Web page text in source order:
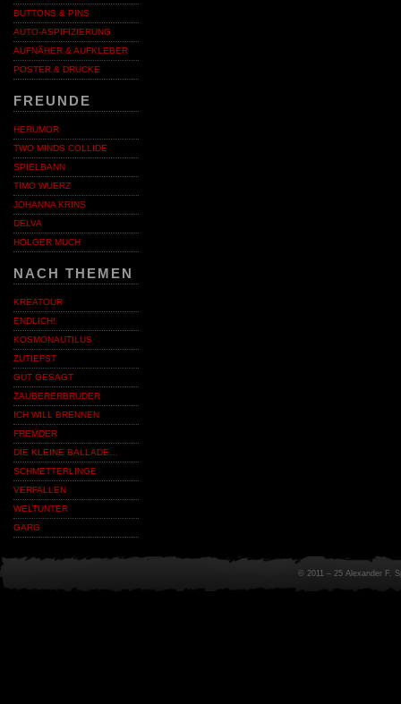
BUTTONS & PINS
AUTO-ASPIFIZIERUNG
AUFNÄHER & AUFKLEBER
POSTER & DRUCKE
FREUNDE
HERUMOR
TWO MINDS COLLIDE
SPIELBANN
TIMO WUERZ
JOHANNA KRINS
DELVA
HOLGER MUCH
NACH THEMEN
KREATOUR
ENDLICH!
KOSMONAUTILUS
ZUTIEFST
GUT GESAGT
ZAUBERERBRUDER
ICH WILL BRENNEN
FREMDER
DIE KLEINE BALLADE…
SCHMETTERLINGE
VERFALLEN
WELTUNTER
GARG
© 2011 – 25 Alexander F.